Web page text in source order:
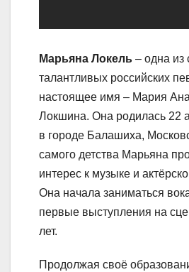
Марьяна Локель – одна из
талантливых российских
настоящее имя – Мария
Локшина. Она родилась 22
в городе Балашиха,
самого детства Марьяна
интерес к музыке и
Она начала заниматься
первые выступления на
лет.
Продолжая своё